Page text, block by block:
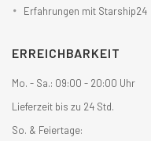
Erfahrungen mit Starship24
ERREICHBARKEIT
Mo. - Sa.: 09:00 - 20:00 Uhr
Lieferzeit bis zu 24 Std.
So. & Feiertage: